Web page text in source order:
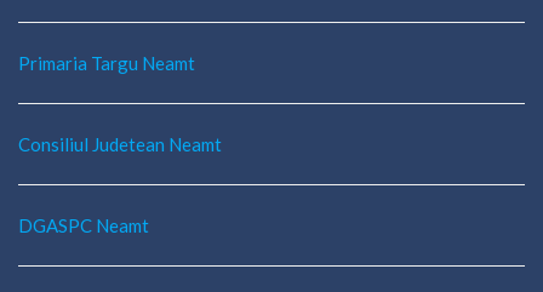
Primaria Targu Neamt
Consiliul Judetean Neamt
DGASPC Neamt